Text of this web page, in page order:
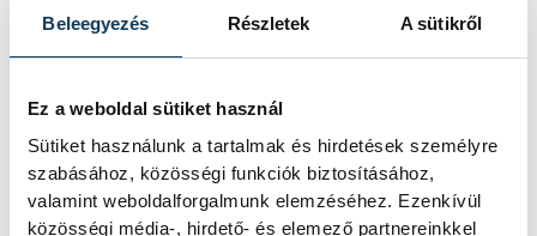
Beleegyezés Részletek A sütikről
Ez a weboldal sütiket használ
Sütiket használunk a tartalmak és hirdetések személyre
szabásához, közösségi funkciók biztosításához,
valamint weboldalforgalmunk elemzéséhez. Ezenkívül
közösségi média-, hirdető- és elemező partnereinkkel
EREDMÉNY
28-23
SOROZAT RÖPLABDA MAGYAR KUPA,
2021/2022